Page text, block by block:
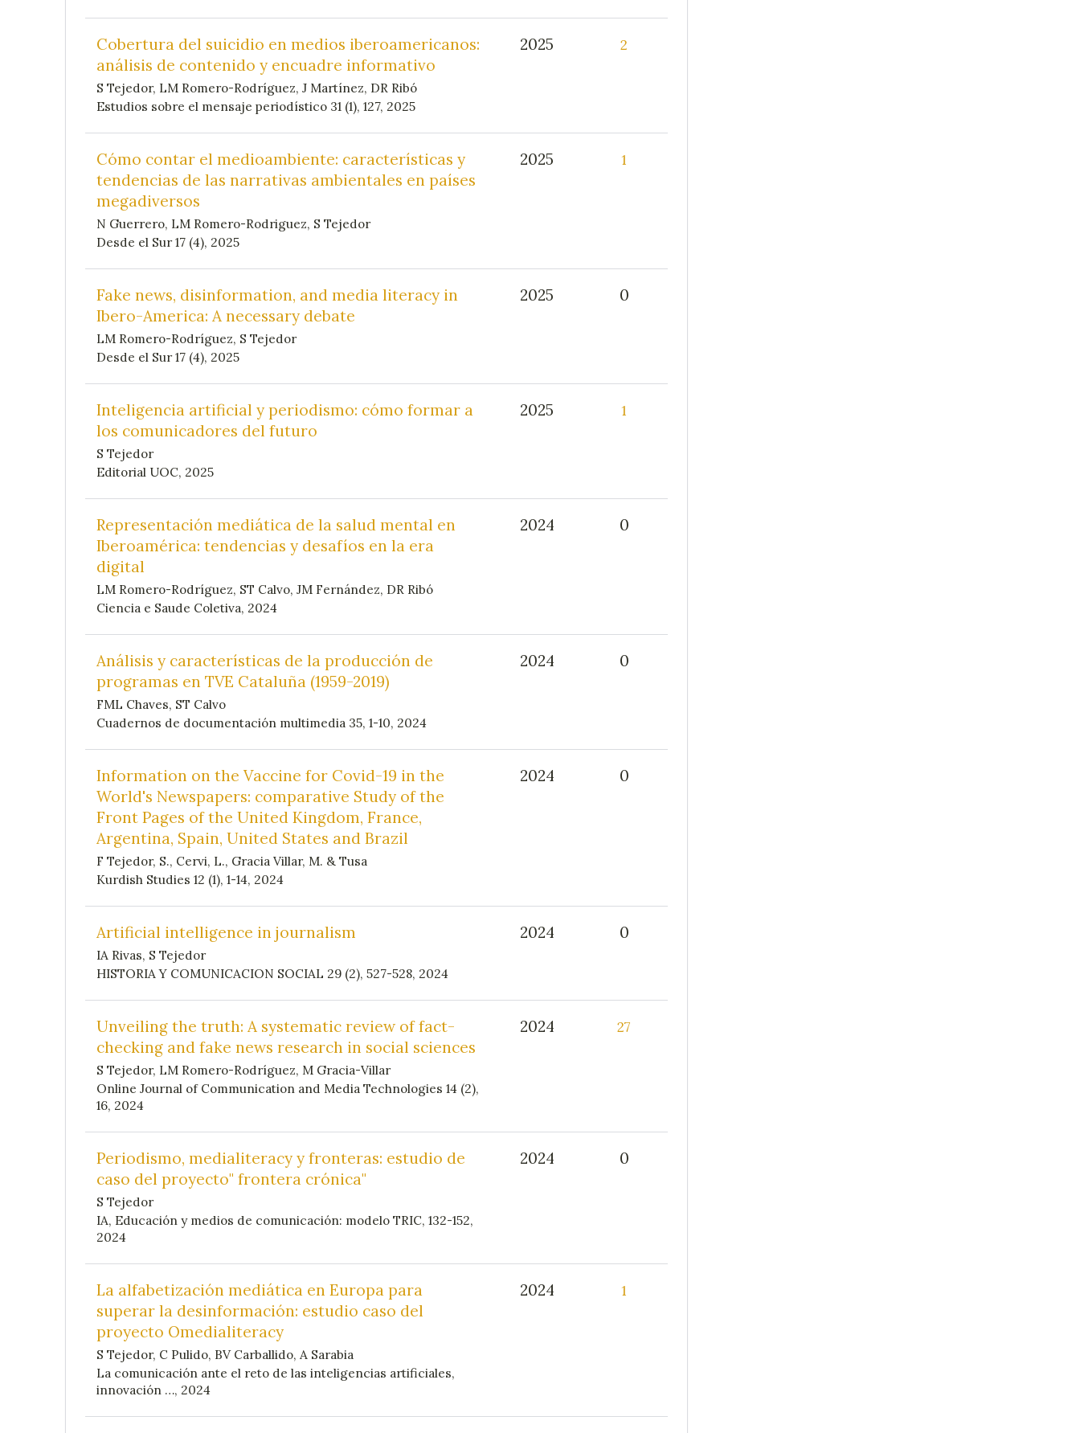
Cobertura del suicidio en medios iberoamericanos:
análisis de contenido y encuadre informativo
S Tejedor, LM Romero-Rodríguez, J Martínez, DR Ribó
Estudios sobre el mensaje periodístico 31 (1), 127, 2025
2025 2
Cómo contar el medioambiente: características y
tendencias de las narrativas ambientales en países
megadiversos
N Guerrero, LM Romero-Rodriguez, S Tejedor
Desde el Sur 17 (4), 2025
2025 1
Fake news, disinformation, and media literacy in
Ibero-America: A necessary debate
LM Romero-Rodríguez, S Tejedor
Desde el Sur 17 (4), 2025
2025 0
Inteligencia artificial y periodismo: cómo formar a
los comunicadores del futuro
S Tejedor
Editorial UOC, 2025
2025 1
Representación mediática de la salud mental en
Iberoamérica: tendencias y desafíos en la era
digital
LM Romero-Rodríguez, ST Calvo, JM Fernández, DR Ribó
Ciencia e Saude Coletiva, 2024
2024 0
Análisis y características de la producción de
programas en TVE Cataluña (1959-2019)
FML Chaves, ST Calvo
Cuadernos de documentación multimedia 35, 1-10, 2024
2024 0
Information on the Vaccine for Covid-19 in the
World's Newspapers: comparative Study of the
Front Pages of the United Kingdom, France,
Argentina, Spain, United States and Brazil
F Tejedor, S., Cervi, L., Gracia Villar, M. & Tusa
Kurdish Studies 12 (1), 1-14, 2024
2024 0
Artificial intelligence in journalism
IA Rivas, S Tejedor
HISTORIA Y COMUNICACION SOCIAL 29 (2), 527-528, 2024
2024 0
Unveiling the truth: A systematic review of fact-
checking and fake news research in social sciences
S Tejedor, LM Romero-Rodríguez, M Gracia-Villar
Online Journal of Communication and Media Technologies 14 (2),
16, 2024
2024 27
Periodismo, medialiteracy y fronteras: estudio de
caso del proyecto" frontera crónica"
S Tejedor
IA, Educación y medios de comunicación: modelo TRIC, 132-152,
2024
2024 0
La alfabetización mediática en Europa para
superar la desinformación: estudio caso del
proyecto Omedialiteracy
S Tejedor, C Pulido, BV Carballido, A Sarabia
La comunicación ante el reto de las inteligencias artificiales,
innovación …, 2024
2024 1